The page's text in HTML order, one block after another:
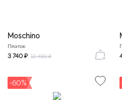
Moschino
Платок
3 740 ₽ 12 490 ₽
-60%